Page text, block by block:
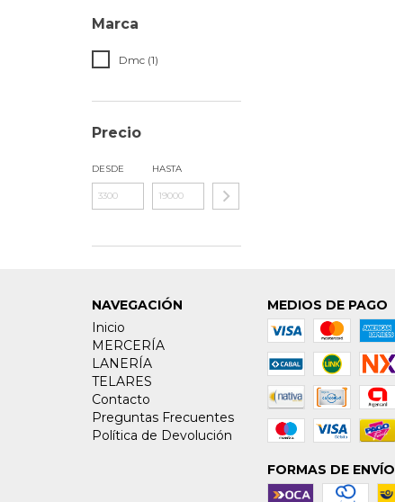
Marca
Dmc (1)
Precio
DESDE HASTA
NAVEGACIÓN
Inicio
MERCERÍA
LANERÍA
TELARES
Contacto
Preguntas Frecuentes
Política de Devolución
MEDIOS DE PAGO
FORMAS DE ENVÍO